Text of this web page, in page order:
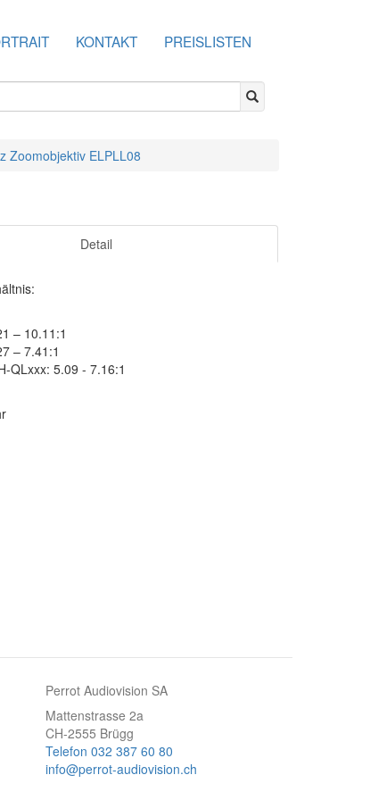
KONTAKT PREISLISTEN
Zoomobjektiv ELPLL08
Detail
– 10.11:1
– 7.41:1
QLxxx: 5.09 - 7.16:1
Perrot Audiovision SA
Mattenstrasse 2a
CH-2555 Brügg
Telefon 032 387 60 80
info@perrot-audiovision.ch